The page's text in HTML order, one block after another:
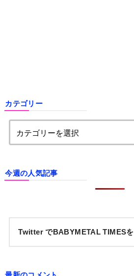
カテゴリー
今週の人気記事
Twitter でBABYMETAL TIMESを